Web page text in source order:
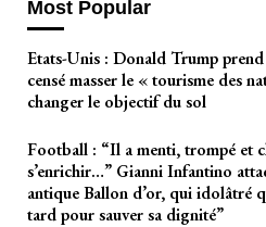
Most Popular
Etats-Unis : Donald Trump
censé masser le « tourisme des
changer le objectif du sol
Football : “Il a menti, trompé et
s’enrichir…” Gianni Infantino
antique Ballon d’or, qui idolâtré
tard pour sauver sa dignité”